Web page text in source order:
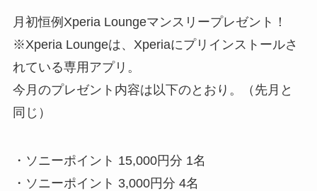
月初恒例Xperia Loungeマンスリープレゼント！
※Xperia Loungeは、Xperiaにプリインストールさ
れている専用アプリ。
今月のプレゼント内容は以下のとおり。（先月と
同じ）
・ソニーポイント 15,000円分 1名​
・ソニーポイント 3,000円分 4名​